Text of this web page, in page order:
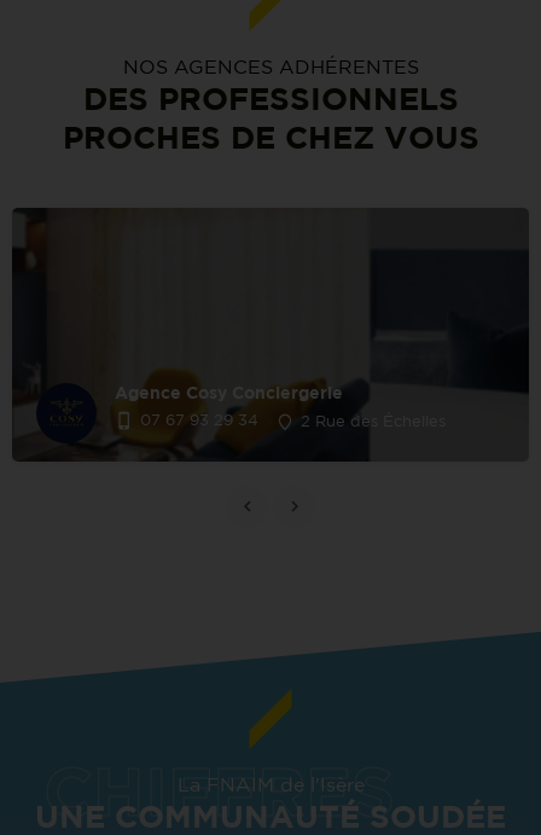
NOS AGENCES ADHÉRENTES
DES PROFESSIONNELS
PROCHES DE CHEZ VOUS
Agence Cosy Conciergerie
07 67 93 29 34 2 Rue des Échelles
La FNAIM de l'Isère
UNE COMMUNAUTÉ SOUDÉE